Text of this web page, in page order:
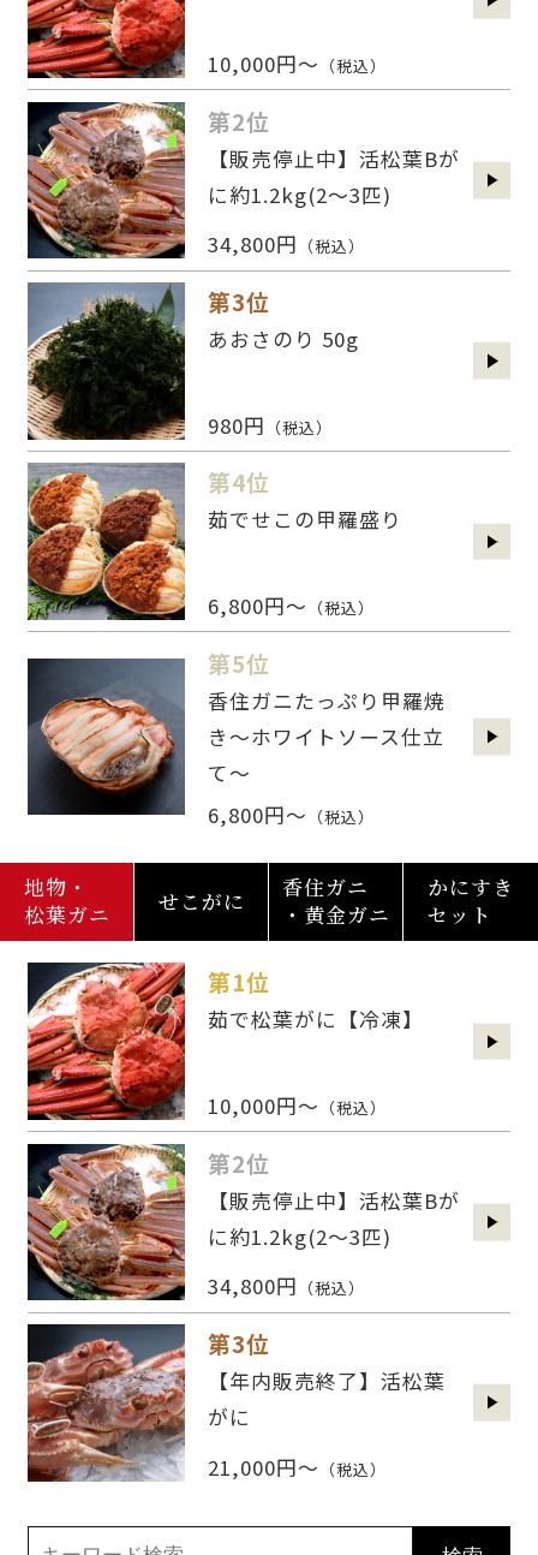
10,000円～ （税込）
第2位
【販売停止中】活松葉Bが
に約1.2kg(2〜3匹)
34,800円 （税込）
第3位
あおさのり 50g
980円 （税込）
第4位
茹でせこの甲羅盛り
6,800円～ （税込）
第5位
香住ガニたっぷり甲羅焼
き～ホワイトソース仕立
て～
6,800円～ （税込）
地物・
松葉ガニ
せこがに
香住ガニ
・黄金ガニ
かにすき
セット
第1位
茹で松葉がに【冷凍】
10,000円～ （税込）
第2位
【販売停止中】活松葉Bが
に約1.2kg(2〜3匹)
34,800円 （税込）
第3位
【年内販売終了】活松葉
がに
21,000円～ （税込）